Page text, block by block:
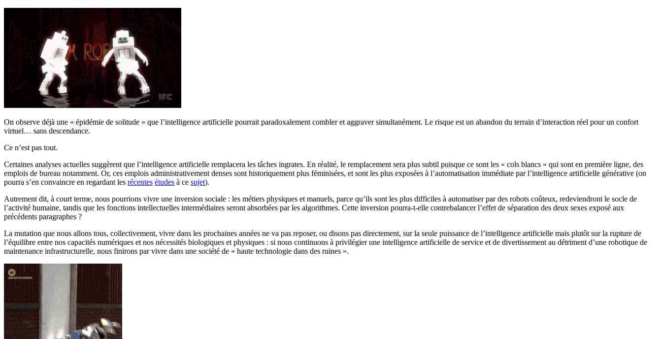
On observe déjà une « épidémie de solitude » que l’intelligence artificielle pourrait paradoxalement combler et aggraver simultanément. Le risque est un abandon du terrain d’interaction réel pour un confort
virtuel… sans descendance.
Ce n’est pas tout.
Certaines analyses actuelles suggèrent que l’intelligence artificielle remplacera les tâches ingrates. En réalité, le remplacement sera plus subtil puisque ce sont les « cols blancs » qui sont en première ligne, des
emplois de bureau notamment. Or, ces emplois administrativement denses sont historiquement plus féminisées, et sont les plus exposées à l’automatisation immédiate par l’intelligence artificielle générative (on
pourra s’en convaincre en regardant les récentes études à ce sujet).
Autrement dit, à court terme, nous pourrions vivre une inversion sociale : les métiers physiques et manuels, parce qu’ils sont les plus difficiles à automatiser par des robots coûteux, redeviendront le socle de
l’activité humaine, tandis que les fonctions intellectuelles intermédiaires seront absorbées par les algorithmes. Cette inversion pourra-t-elle contrebalancer l’effet de séparation des deux sexes exposé aux
précédents paragraphes ?
La mutation que nous allons tous, collectivement, vivre dans les prochaines années ne va pas reposer, ou disons pas directement, sur la seule puissance de l’intelligence artificielle mais plutôt sur la rupture de
l’équilibre entre nos capacités numériques et nos nécessités biologiques et physiques : si nous continuons à privilégier une intelligence artificielle de service et de divertissement au détriment d’une robotique de
maintenance infrastructurelle, nous finirons par vivre dans une société de « haute technologie dans des ruines ».